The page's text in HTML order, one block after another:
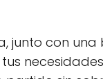
junto con una